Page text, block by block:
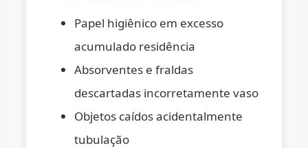
Papel higiênico em excesso
acumulado residência
Absorventes e fraldas
descartadas incorretamente vaso
Objetos caídos acidentalmente
tubulação